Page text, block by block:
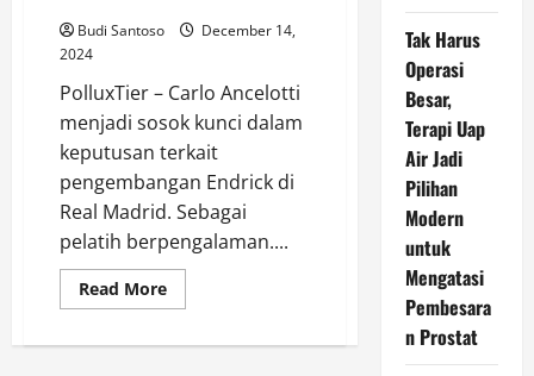
Budi Santoso
December 14,
2024
PolluxTier – Carlo Ancelotti
menjadi sosok kunci dalam
keputusan terkait
pengembangan Endrick di
Real Madrid. Sebagai
pelatih berpengalaman....
Read MoreRead
more
Ancelotti
Tak Harus
Operasi
Besar,
Terapi Uap
Air Jadi
Pilihan
Modern
untuk
Mengatasi
Pembesara
n Prostat